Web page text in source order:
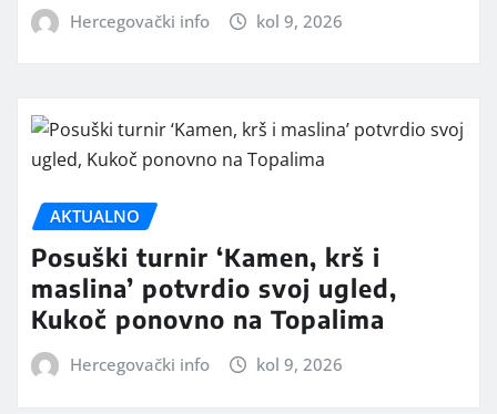
Hercegovački info kol 9, 2026
AKTUALNO
Posuški turnir ‘Kamen, krš i
maslina’ potvrdio svoj ugled,
Kukoč ponovno na Topalima
Hercegovački info kol 9, 2026